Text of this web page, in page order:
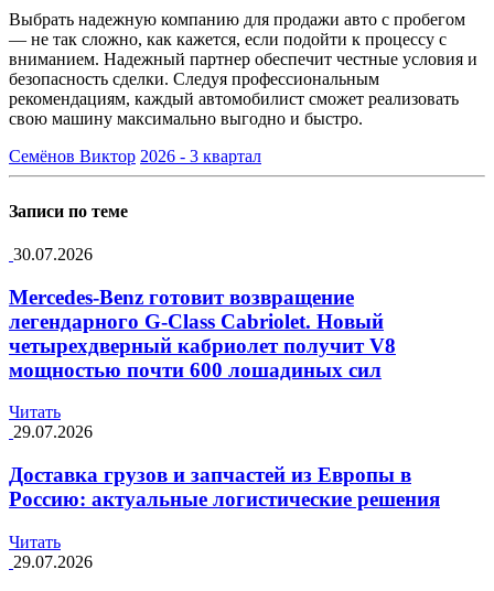
Выбрать надежную компанию для продажи авто с пробегом
— не так сложно, как кажется, если подойти к процессу с
вниманием. Надежный партнер обеспечит честные условия и
безопасность сделки. Следуя профессиональным
рекомендациям, каждый автомобилист сможет реализовать
свою машину максимально выгодно и быстро.
Семёнов Виктор 2026 - 3 квартал
Записи по теме
30.07.2026
Mercedes-Benz готовит возвращение
легендарного G-Class Cabriolet. Новый
четырехдверный кабриолет получит V8
мощностью почти 600 лошадиных сил
Читать
29.07.2026
Доставка грузов и запчастей из Европы в
Россию: актуальные логистические решения
Читать
29.07.2026